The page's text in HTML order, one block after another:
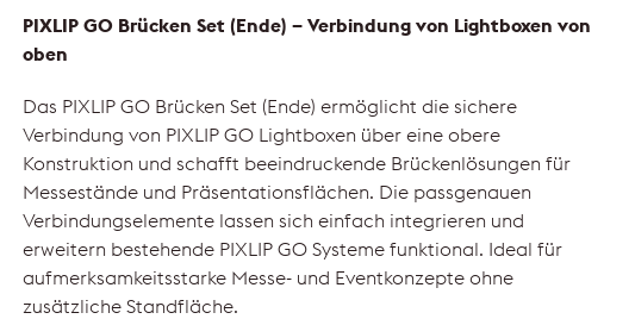
PIXLIP GO Brücken Set (Ende) – Verbindung von Lightboxen von
oben
Das PIXLIP GO Brücken Set (Ende) ermöglicht die sichere
Verbindung von PIXLIP GO Lightboxen über eine obere
Konstruktion und schafft beeindruckende Brückenlösungen für
Messestände und Präsentationsflächen. Die passgenauen
Verbindungselemente lassen sich einfach integrieren und
erweitern bestehende PIXLIP GO Systeme funktional. Ideal für
aufmerksamkeitsstarke Messe- und Eventkonzepte ohne
zusätzliche Standfläche.